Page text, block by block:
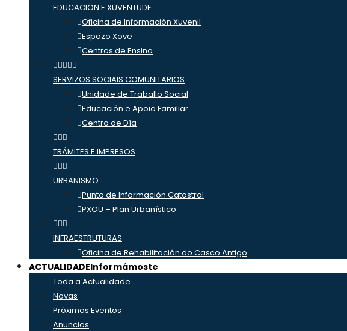
EDUCACIÓN E XUVENTUDE
Oficina de Información Xuvenil
Espazo Xove
Centros de Ensino
SERVIZOS SOCIAIS COMUNITARIOS
Unidade de Traballo Social
Educación e Apoio Familiar
Centro de Día
TRÁMITES E IMPRESOS
URBANISMO
Punto de Información Catastral
PXOU – Plan Urbanístico
INFRAESTRUTURAS
Oficina de Rehabilitación do Casco Antigo
ACTUALIDADEInformámoste
Toda a Actualidade
Novas
Próximos Eventos
Anuncios